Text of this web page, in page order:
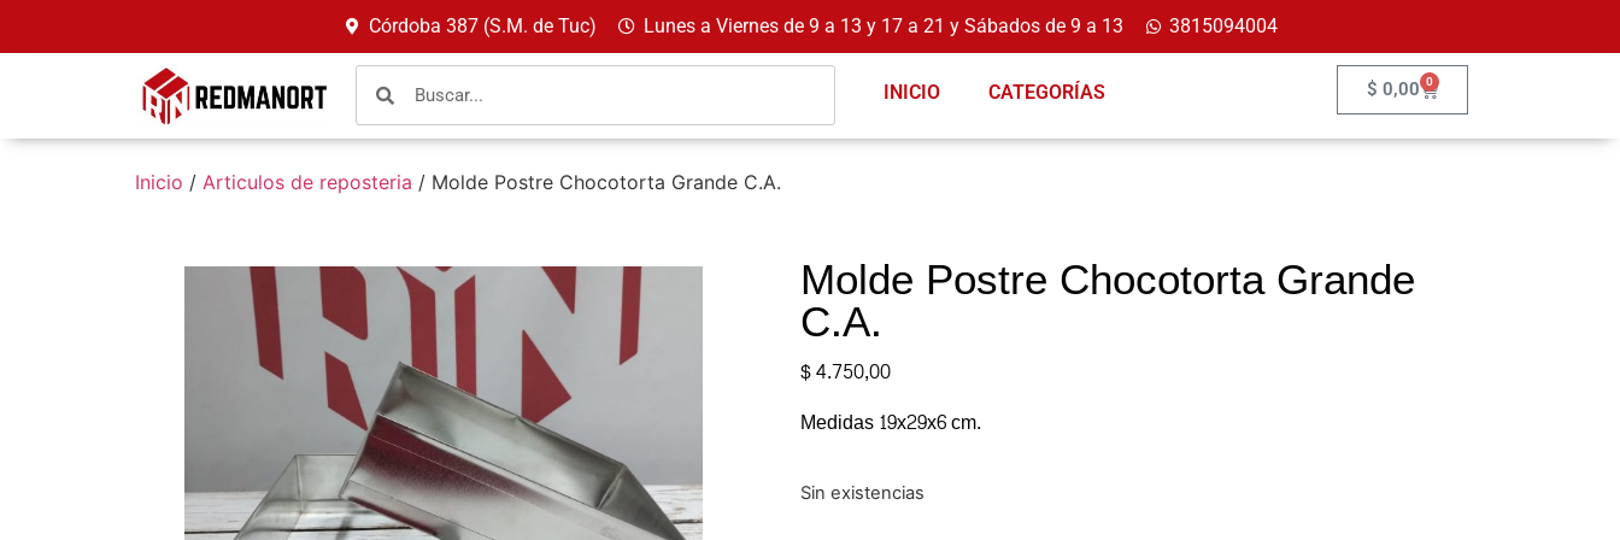
Córdoba 387 (S.M. de Tuc) Lunes a Viernes de 9 a 13 y 17 a 21 y Sábados de 9 a 13 3815094004
INICIO CATEGORÍAS $ 0,00 0
Inicio / Articulos de reposteria / Molde Postre Chocotorta Grande C.A.
Molde Postre Chocotorta Grande
C.A.
$4.750,00
Medidas 19x29x6 cm.
Sin existencias